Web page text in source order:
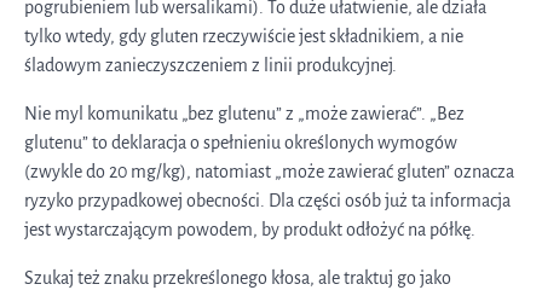
pogrubieniem lub wersalikami). To duże ułatwienie, ale działa
tylko wtedy, gdy gluten rzeczywiście jest składnikiem, a nie
śladowym zanieczyszczeniem z linii produkcyjnej.
Nie myl komunikatu „bez glutenu” z „może zawierać”. „Bez
glutenu” to deklaracja o spełnieniu określonych wymogów
(zwykle do 20 mg/kg), natomiast „może zawierać gluten” oznacza
ryzyko przypadkowej obecności. Dla części osób już ta informacja
jest wystarczającym powodem, by produkt odłożyć na półkę.
Szukaj też znaku przekreślonego kłosa, ale traktuj go jako